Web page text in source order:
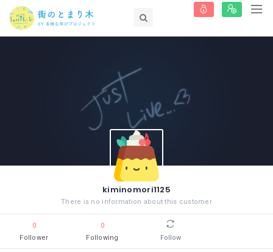
kiminomori1125
There is no information about this customer
0
Follower
0
Following
Follow